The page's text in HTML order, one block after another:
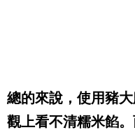
總的來說，使用豬
觀上看不清糯米餡